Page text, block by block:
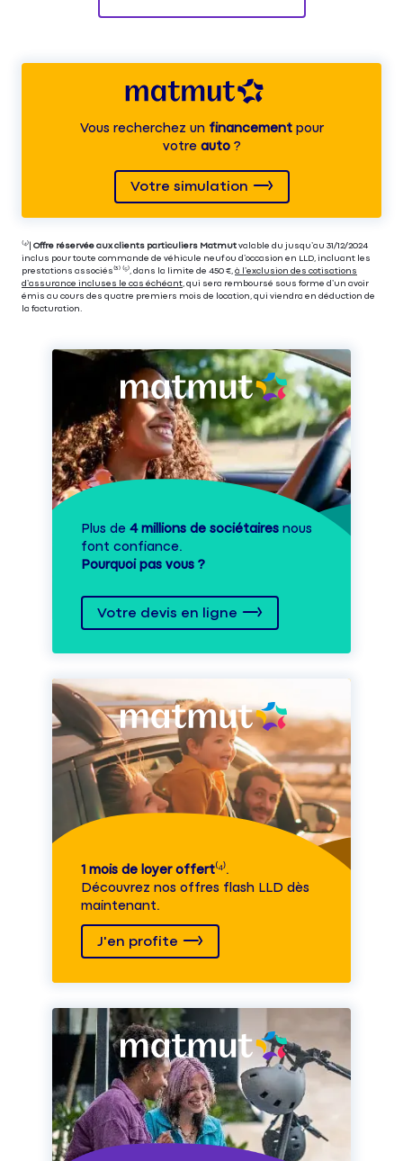
Vous recherchez unfinancementpour
votre auto?
Votre simulation
⁽⁴⁾| Offre réservée aux clients particuliers Matmut valable du jusqu’au 31/12/2024
inclus pour toute commande de véhicule neuf ou d’occasion en LLD, incluant les
prestations associés⁽³⁾ ⁽⁵⁾, dans la limite de 450 €, à l’exclusion des cotisations
d’assurance incluses le cas échéant , qui sera remboursé sous forme d’un avoir
émis au cours des quatre premiers mois de location, qui viendra en déduction de
la facturation.
Plus de 4 millions de sociétaires nous
font confiance.
Pourquoi pas vous ?
Votre devis en ligne
1 mois de loyer offert⁽⁴⁾.
Découvrez nos offres flash LLD dès
maintenant.
J'en profite